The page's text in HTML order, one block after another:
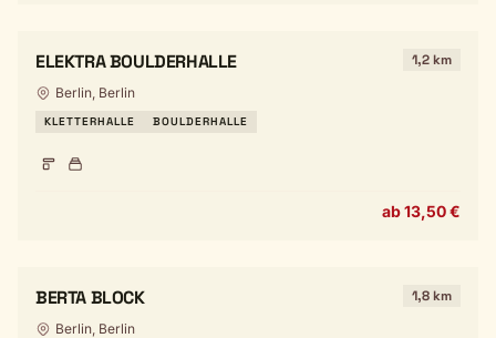
ELEKTRA BOULDERHALLE 1,2 km
Berlin, Berlin
KLETTERHALLE BOULDERHALLE
ab 13,50 €
BERTA BLOCK 1,8 km
Berlin, Berlin